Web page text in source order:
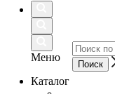
Меню
Каталог